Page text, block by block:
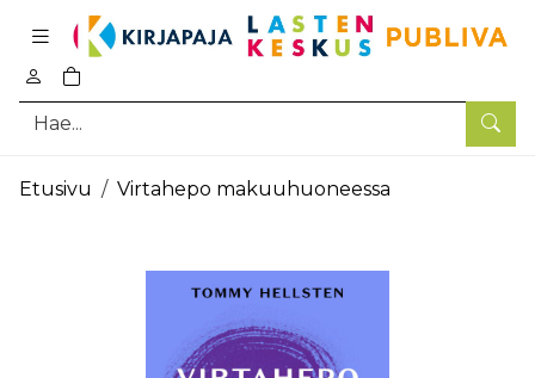
Hae
0
tuotetta ostoskorissa
Pääsisältö
Etusivu Virtahepo makuuhuoneessa